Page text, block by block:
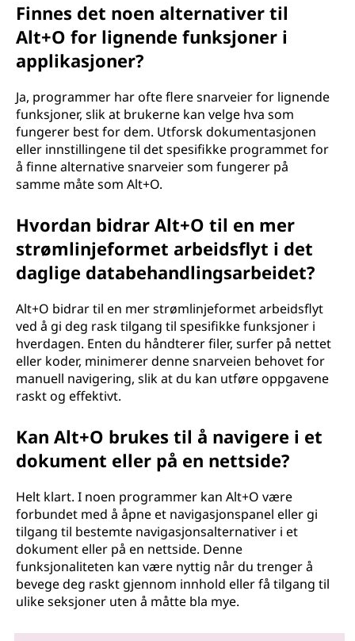
Finnes det noen alternativer til
Alt+O for lignende funksjoner i
applikasjoner?
Ja, programmer har ofte flere snarveier for lignende
funksjoner, slik at brukerne kan velge hva som
fungerer best for dem. Utforsk dokumentasjonen
eller innstillingene til det spesifikke programmet for
å finne alternative snarveier som fungerer på
samme måte som Alt+O.
Hvordan bidrar Alt+O til en mer
strømlinjeformet arbeidsflyt i det
daglige databehandlingsarbeidet?
Alt+O bidrar til en mer strømlinjeformet arbeidsflyt
ved å gi deg rask tilgang til spesifikke funksjoner i
hverdagen. Enten du håndterer filer, surfer på nettet
eller koder, minimerer denne snarveien behovet for
manuell navigering, slik at du kan utføre oppgavene
raskt og effektivt.
Kan Alt+O brukes til å navigere i et
dokument eller på en nettside?
Helt klart. I noen programmer kan Alt+O være
forbundet med å åpne et navigasjonspanel eller gi
tilgang til bestemte navigasjonsalternativer i et
dokument eller på en nettside. Denne
funksjonaliteten kan være nyttig når du trenger å
bevege deg raskt gjennom innhold eller få tilgang til
ulike seksjoner uten å måtte bla mye.